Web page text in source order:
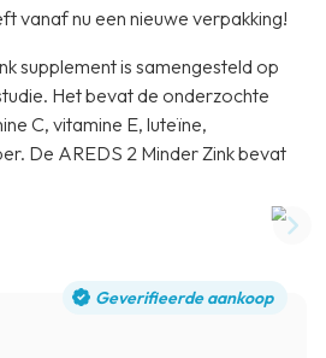
vanaf nu een nieuwe verpakking!
supplement is samengesteld op
Het bevat de onderzochte
C, vitamine E, luteïne,
De AREDS 2 Minder Zink bevat
Geverifieerde aankoop